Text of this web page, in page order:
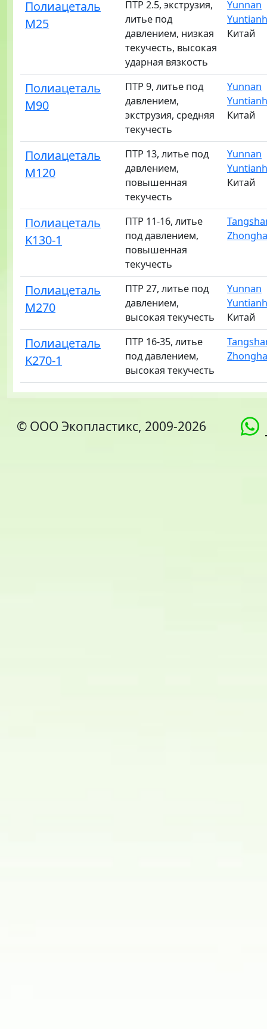
Полиацеталь
M25
ПТР 2.5, экструзия,
литье под
давлением, низкая
текучесть, высокая
ударная вязкость
Yunnan
Китай
Полиацеталь
M90
ПТР 9, литье под
давлением,
экструзия, средняя
текучесть
Yunnan
Китай
Полиацеталь
M120
ПТР 13, литье под
давлением,
повышенная
текучесть
Yunnan
Китай
Полиацеталь
K130-1
ПТР 11-16, литье
под давлением,
повышенная
текучесть
Полиацеталь
M270
ПТР 27, литье под
давлением,
высокая текучесть
Yunnan
Китай
Полиацеталь
K270-1
ПТР 16-35, литье
под давлением,
высокая текучесть
© ООО Экопластикс, 2009-2026